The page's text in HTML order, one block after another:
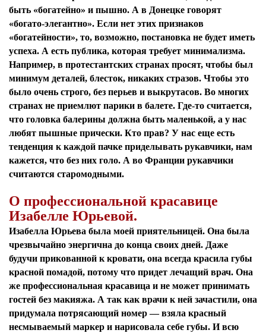
быть «богатейно» и пышно. А в Донецке говорят
«богато-элегантно». Если нет этих признаков
«богатейности», то, возможно, постановка не будет иметь
успеха. А есть публика, которая требует минимализма.
Например, в протестантских странах просят, чтобы был
минимум деталей, блесток, никаких стразов. Чтобы это
было очень строго, без перьев и выкрутасов. Во многих
странах не приемлют парики в балете. Где-то считается,
что головка балерины должна быть маленькой, а у нас
любят пышные прически. Кто прав? У нас еще есть
тенденция к каждой пачке приделывать рукавчики, нам
кажется, что без них голо. А во Франции рукавчики
считаются старомодными.
О профессиональной красавице
Изабелле Юрьевой.
Изабелла Юрьева была моей приятельницей. Она была
чрезвычайно энергична до конца своих дней. Даже
будучи прикованной к кровати, она всегда красила губы
красной помадой, потому что придет лечащий врач. Она
же профессиональная красавица и не может принимать
гостей без макияжа. А так как врачи к ней зачастили, она
придумала потрясающий номер — взяла красный
несмываемый маркер и нарисовала себе губы. И всю
Я согласен с политикой конфиденциальности и
защиты информации*
Я согласен сполитикой конфиденциальности и
защиты информации*